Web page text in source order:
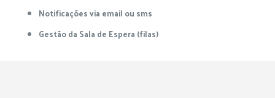
Notificações via email ou sms
Gestão da Sala de Espera (filas)